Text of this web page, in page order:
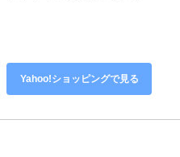
Yahoo!ショッピングで見る